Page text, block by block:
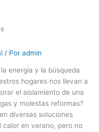
/ Poradmin
energía y la búsqueda
hogares nos llevan a
el aislamiento de una
y molestas reformas?
diversas soluciones
en verano, pero no